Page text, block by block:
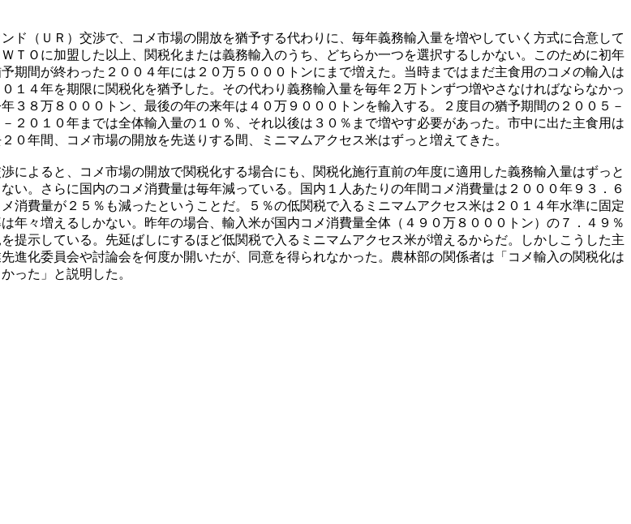
ド（ＵＲ）交渉で、コメ市場の開放を猶予する代わりに、毎年義務輸入量を増やしていく方式に合意して
ＴＯに加盟した以上、関税化または義務輸入のうち、どちらか一つを選択するしかない。このために初年
期間が終わった２００４年には２０万５０００トンにまで増えた。当時まではまだ主食用のコメの輸入は
１４年を期限に関税化を猶予した。その代わり義務輸入量を毎年２万トンずつ増やさなければならなかっ
３８万８０００トン、最後の年の来年は４０万９０００トンを輸入する。２度目の猶予期間の２００５－
２０１０年までは全体輸入量の１０％、それ以後は３０％まで増やす必要があった。市中に出た主食用は
年間、コメ市場の開放を先送りする間、ミニマムアクセス米はずっと増えてきた。
によると、コメ市場の開放で関税化する場合にも、関税化施行直前の年度に適用した義務輸入量はずっと
。さらに国内のコメ消費量は毎年減っている。国内１人あたりの年間コメ消費量は２０００年９３．６
消費量が２５％も減ったということだ。５％の低関税で入るミニマムアクセス米は２０１４年水準に固定
年々増えるしかない。昨年の場合、輸入米が国内コメ消費量全体（４９０万８０００トン）の７．４９％
提示している。先延ばしにするほど低関税で入るミニマムアクセス米が増えるからだ。しかしこうした主
進化委員会や討論会を何度か開いたが、同意を得られなかった。農林部の関係者は「コメ輸入の関税化は
った」と説明した。